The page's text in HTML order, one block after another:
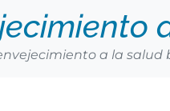
a la salud